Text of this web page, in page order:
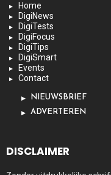
Home
DigiNews
DigiTests
DigiFocus
DigiTips
DigiSmart
Events
Contact
NIEUWSBRIEF
ADVERTEREN
DISCLAIMER